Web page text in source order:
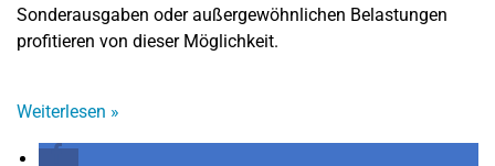
Sonderausgaben oder außergewöhnlichen Belastungen
profitieren von dieser Möglichkeit.
Weiterlesen »